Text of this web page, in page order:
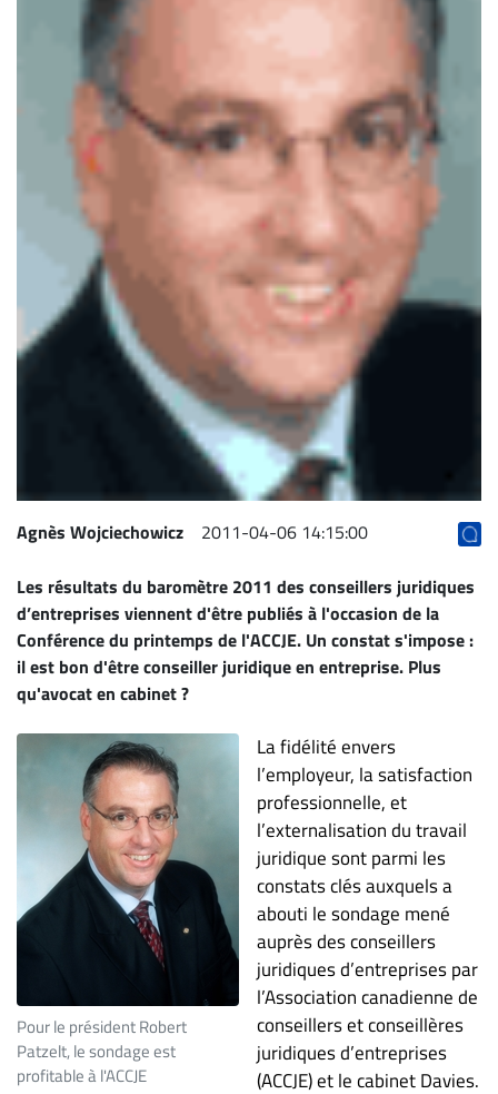
Archives
CARRIÈRE
EMPLOIS
AVOCATS
JURISTES
Offres
d'emploi
Formation
ET
ENTREPRISES
Espace
entreprises
Page
entreprises
un
emploi
Publicité
Solutions de
recrutements
TROUVEZ-
Nous
joindre
À
propos
Agnès Wojciechowicz 2011-04-06 14:15:00
Les résultats du baromètre 2011 des conseillers juridiques
d’entreprises viennent d'être publiés à l'occasion de la
Conférence du printemps de l'ACCJE. Un constat s'impose :
il est bon d'être conseiller juridique en entreprise. Plus
qu'avocat en cabinet ?
Pour le président Robert
Patzelt, le sondage est
profitable à l'ACCJE
La fidélité envers
l’employeur, la satisfaction
professionnelle, et
l’externalisation du travail
juridique sont parmi les
constats clés auxquels a
abouti le sondage mené
auprès des conseillers
juridiques d’entreprises par
l’Association canadienne de
conseillers et conseillères
juridiques d’entreprises
(ACCJE) et le cabinet Davies.